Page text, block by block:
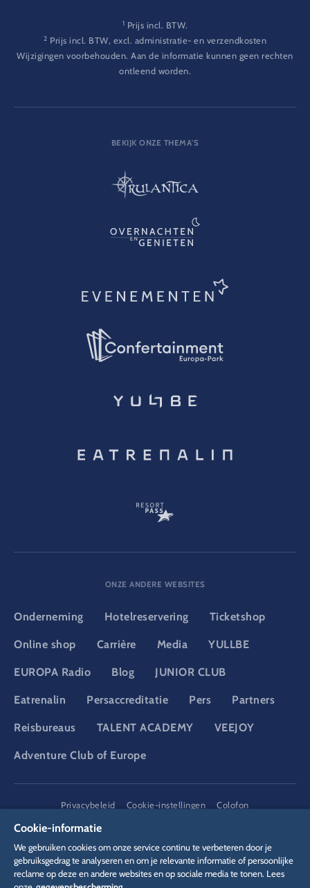
1 Prijs incl. BTW.
2 Prijs incl. BTW, excl. administratie- en verzendkosten
Wijzigingen voorbehouden. Aan de informatie kunnen geen rechten
ontleend worden.
BEKIJK ONZE THEMA'S
ONZE ANDERE WEBSITES
Onderneming Hotelreservering Ticketshop
Online shop Carrière Media YULLBE
EUROPA Radio Blog JUNIOR CLUB
Eatrenalin Persaccreditatie Pers Partners
Reisbureaus TALENT ACADEMY VEEJOY
Adventure Club of Europe
DSGVO
Privacybeleid Cookie-instellingen
Colofon
Cookie-informatie
We gebruiken cookies om onze service continu te verbeteren door je
gebruiksgedrag te analyseren en om je relevante informatie of persoonlijke
reclame op deze en andere websites en op sociale media te tonen. Lees